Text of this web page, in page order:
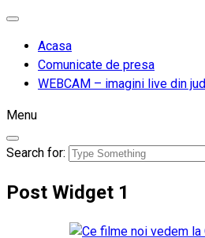
Acasa
Comunicate de presa
WEBCAM – imagini live din
Menu
Search for:
Post Widget 1